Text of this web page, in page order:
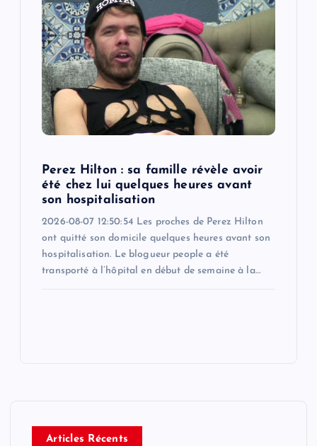
Perez Hilton : sa famille révèle avoir
été chez lui quelques heures avant
son hospitalisation
2026-08-07 12:50:54 Les proches de Perez Hilton
ont quitté son domicile quelques heures avant son
hospitalisation. Le blogueur people a été
transporté à l’hôpital en début de semaine à la…
Articles Récents